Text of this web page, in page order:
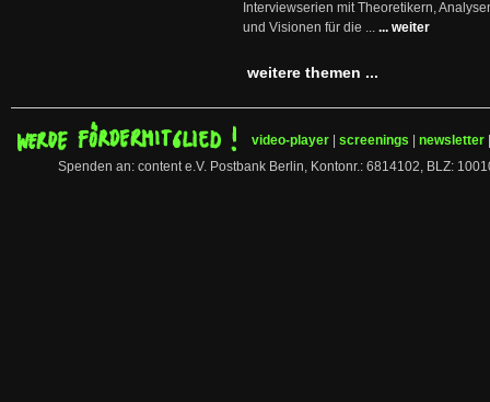
Interviewserien mit Theoretikern,
und Visionen für die ... ... weiter
weitere themen ...
video-player screenings newsletter
Spenden an: content e.V. Postbank Berlin, Kontonr.: 6814102, BLZ: